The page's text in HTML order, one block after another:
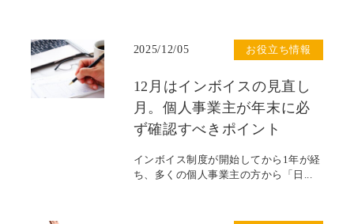
お役立ち情報
2025/12/05
12月はインボイスの見直し
月。個人事業主が年末に必
ず確認すべきポイント
インボイス制度が開始してから1年が経
ち、多くの個人事業主の方から「日...